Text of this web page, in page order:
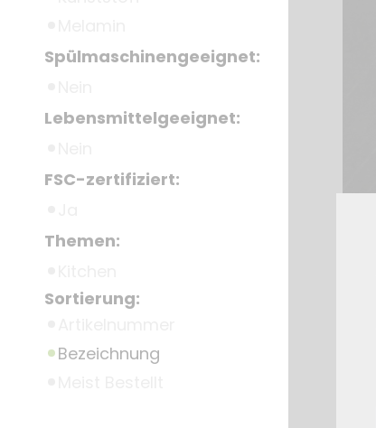
Spülmaschinengeeignet:
Lebensmittelgeeignet:
FSC-zertifiziert:
Themen:
Sortierung:
Bezeichnung